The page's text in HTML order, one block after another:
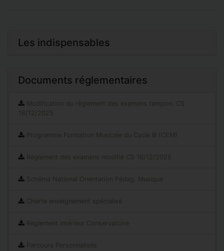
Les indispensables
Documents réglementaires
Modification du règlement des examens tampon. CS
16/12/2025
Programme Formation Musicale du Cycle III (CEM)
Règlement des examens modifié CS 16/12/2025
Schéma National Orientation Pédag. Musique
Charte enseignement spécialisé
Règlement intérieur Conservatoire
Parcours Personnalisés